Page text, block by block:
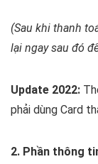
(Sau khi thanh
lại ngay sau đó
Update 2022:
phải dùng Card
2. Phần thông